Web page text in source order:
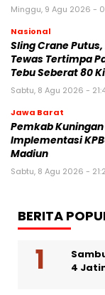
Minggu, 9 Agu 2026 -
Nasional
Sling Crane
Tewas Tertimpa
Tebu Seberat 80
Sabtu, 8 Agu 2026 -
Jawa Barat
Pemkab
Implementasi
Madiun
Sabtu, 8 Agu 2026 -
BERITA
4